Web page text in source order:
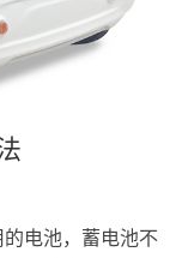
电池，蓄电池不